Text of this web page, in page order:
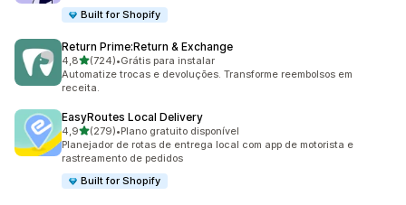
Built for Shopify
Return Prime:Return & Exchange
4,8de 5 estrelas
(724)
724 avaliações ao todo
•Grátis para instalar
Automatize trocas e devoluções. Transforme reembolsos em
receita.
EasyRoutes Local Delivery
4,9de 5 estrelas
(279)
279 avaliações ao todo
•Plano gratuito disponível
Planejador de rotas de entrega local com app de motorista e
rastreamento de pedidos
Built for Shopify